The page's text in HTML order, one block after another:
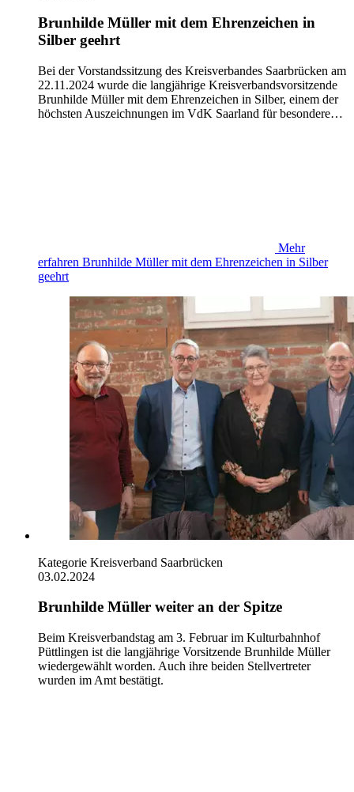
Brunhilde Müller mit dem Ehrenzeichen in
Silber geehrt
Bei der Vorstandssitzung des Kreisverbandes Saarbrücken am
22.11.2024 wurde die langjährige Kreisverbandsvorsitzende
Brunhilde Müller mit dem Ehrenzeichen in Silber, einem der
höchsten Auszeichnungen im VdK Saarland für besondere…
Mehr
erfahren Brunhilde Müller mit dem Ehrenzeichen in Silber
geehrt
Kategorie Kreisverband Saarbrücken
03.02.2024
Brunhilde Müller weiter an der Spitze
Beim Kreisverbandstag am 3. Februar im Kulturbahnhof
Püttlingen ist die langjährige Vorsitzende Brunhilde Müller
wiedergewählt worden. Auch ihre beiden Stellvertreter
wurden im Amt bestätigt.